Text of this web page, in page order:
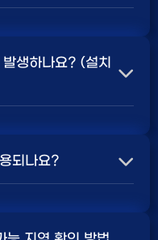
넷을 TV와 결합하여
생하나요? (설치
터넷 상품 및 프로모션
되나요?